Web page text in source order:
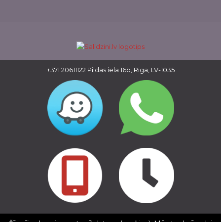
Mājas lapas izstrāde WEBstyle.lv
+371 20611122Pildas iela 16b, Rīga, LV-1035